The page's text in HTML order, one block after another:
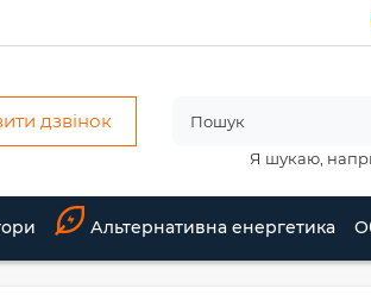
дзвінок
Я шукаю,
Альтернативна енергетика